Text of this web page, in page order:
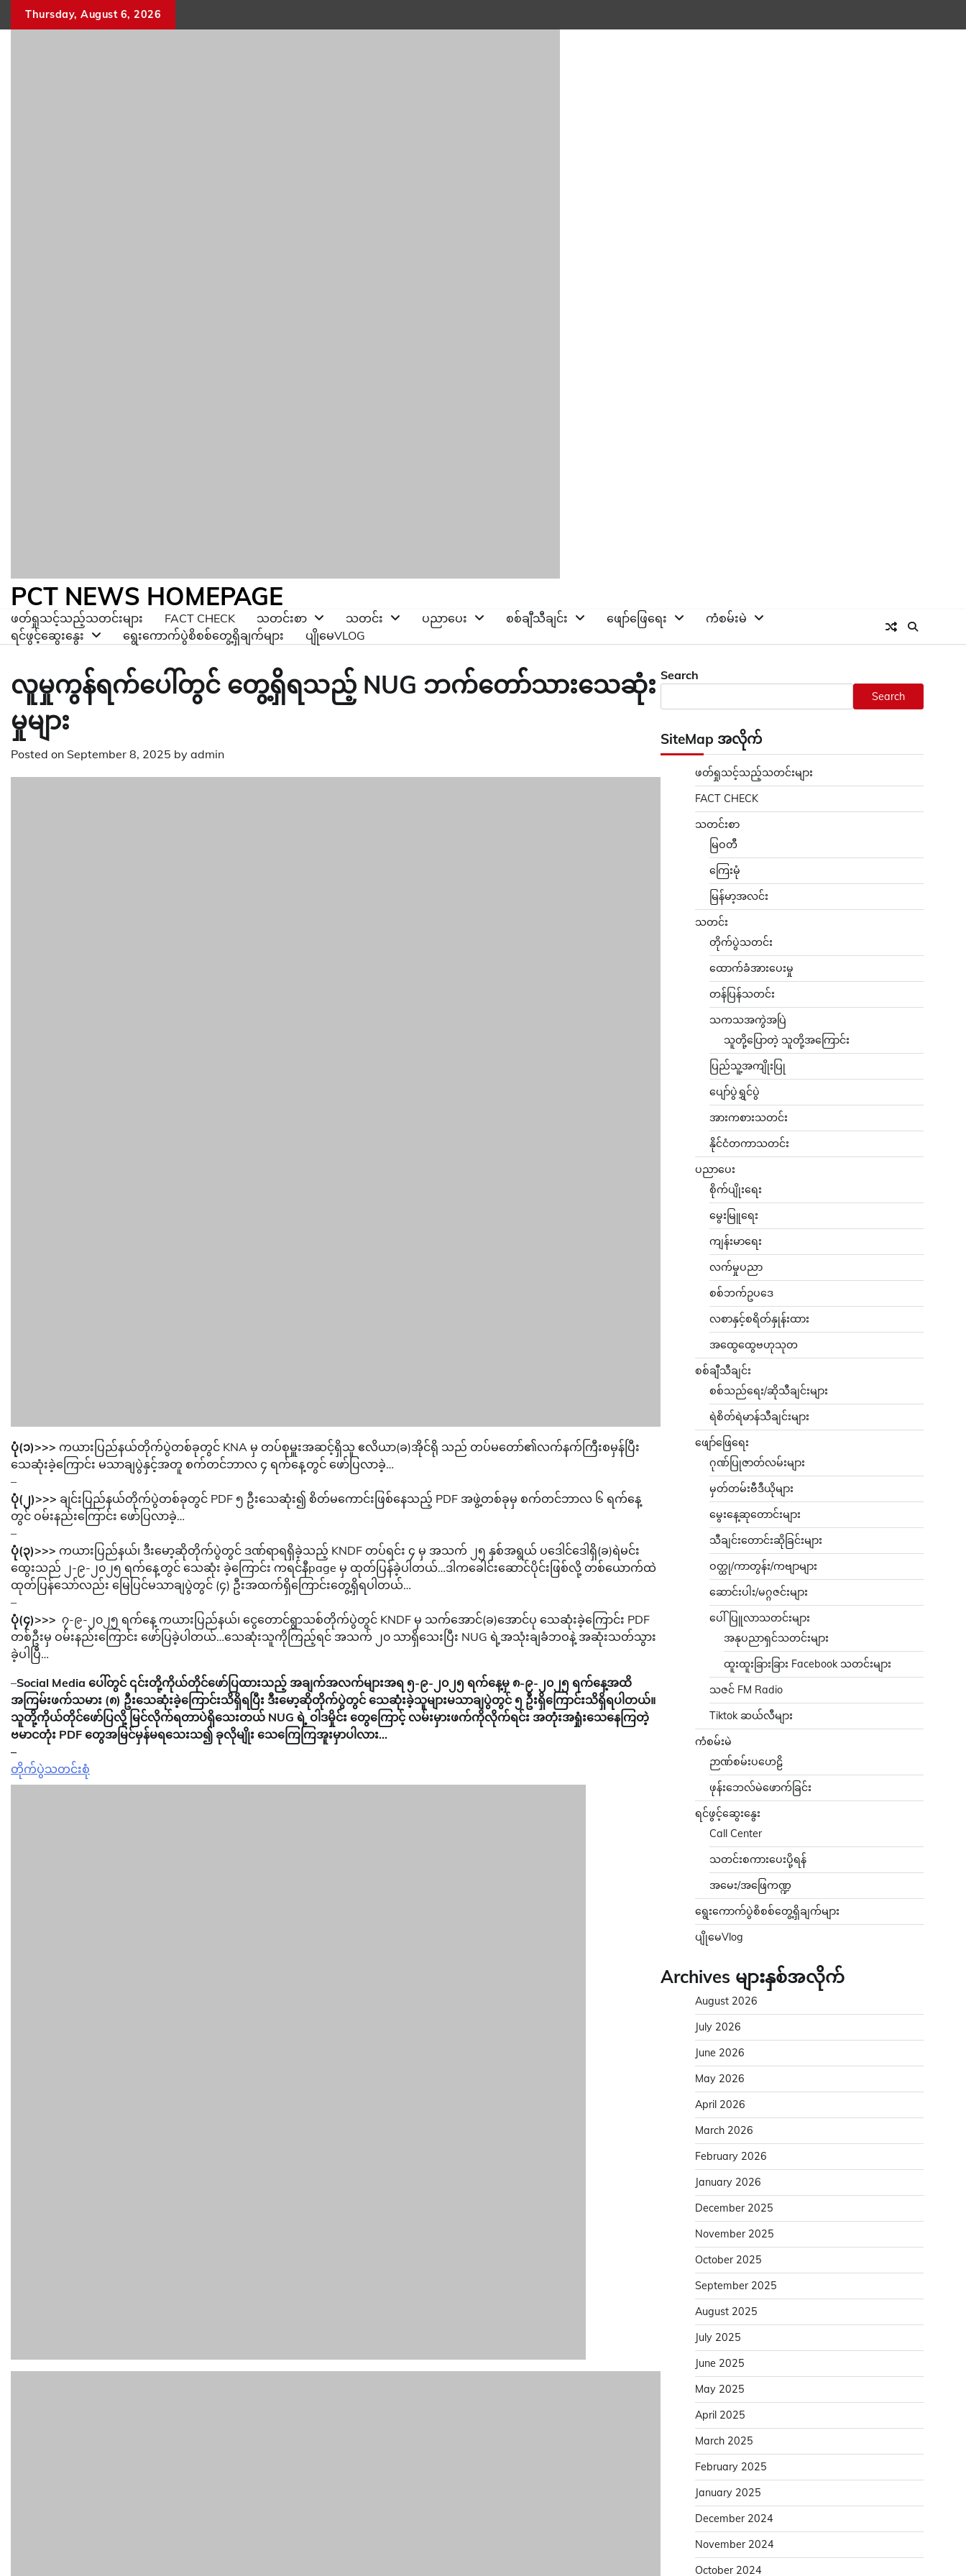
Thursday, August 6, 2026
PCT NEWS HOMEPAGE
ဖတ်ရှုသင့်သည့်သတင်းများ FACT CHECK သတင်းစာ သတင်း ပညာပေး စစ်ချီသီချင်း ဖျော်ဖြေရေး
ကံစမ်းမဲ
ရင်ဖွင့်ဆွေးနွေး
ရွေးကောက်ပွဲစိစစ်တွေ့ရှိချက်များ ပျိုမေVLOG
လူမှုကွန်ရက်ပေါ်တွင် တွေ့ရှိရသည့် NUG ဘက်တော်သားသေဆုံး
မှုများ
Posted on September 8, 2025 by admin
ပုံ(၁)>>> ကယားပြည်နယ်တိုက်ပွဲတစ်ခုတွင် KNA မှ တပ်စုမှူးအဆင့်ရှိသူ ဧလိယာ(ခ)အိုင်ရို သည် တပ်မတော်၏လက်နက်ကြီးစမှန်ပြီး
သေဆုံးခဲ့ကြောင်း မသာချပွဲနှင့်အတူ စက်တင်ဘာလ ၄ ရက်နေ့တွင် ဖော်ပြလာခဲ့…
–
ပုံ(၂)>>> ချင်းပြည်နယ်တိုက်ပွဲတစ်ခုတွင် PDF ၅ ဦးသေဆုံး၍ စိတ်မကောင်းဖြစ်နေသည့် PDF အဖွဲ့တစ်ခုမှ စက်တင်ဘာလ ၆ ရက်နေ့
တွင် ဝမ်းနည်းကြောင်း ဖော်ပြလာခဲ့…
–
ပုံ(၃)>>> ကယားပြည်နယ်၊ ဒီးမော့ဆိုတိုက်ပွဲတွင် ဒဏ်ရာရရှိခဲ့သည့် KNDF တပ်ရင်း ၄ မှ အသက် ၂၅ နှစ်အရွယ် ပဒေါင်ဒေါရှိ(ခ)ရဲမင်း
ထွေးသည် ၂-၉-၂၀၂၅ ရက်နေ့တွင် သေဆုံး ခဲ့ကြောင်း ကရင်နီpage မှ ထုတ်ပြန်ခဲ့ပါတယ်…ဒါကခေါင်းဆောင်ပိုင်းဖြစ်လို့ တစ်ယောက်ထဲ
ထုတ်ပြန်သော်လည်း မြေပြင်မသာချပွဲတွင် (၄) ဦးအထက်ရှိကြောင်းတွေ့ရှိရပါတယ်…
–
ပုံ(၄)>>> ၇-၉-၂၀၂၅ ရက်နေ့ ကယားပြည်နယ်၊ ငွေတောင်ရွာသစ်တိုက်ပွဲတွင် KNDF မှ သက်အောင်(ခ)အောင်ပု သေဆုံးခဲ့ကြောင်း PDF
တစ်ဦးမှ ဝမ်းနည်းကြောင်း ဖော်ပြခဲ့ပါတယ်…သေဆုံးသူကိုကြည့်ရင် အသက် ၂၀ သာရှိသေးပြီး NUG ရဲ့အသုံးချခံဘဝနဲ့ အဆုံးသတ်သွား
ခဲ့ပါပြီ…
–Social Media ပေါ်တွင် ၎င်းတို့ကိုယ်တိုင်ဖော်ပြထားသည့် အချက်အလက်များအရ ၅-၉-၂၀၂၅ ရက်နေ့မှ ၈-၉-၂၀၂၅ ရက်နေ့အထိ
အကြမ်းဖက်သမား (၈) ဦးသေဆုံးခဲ့ကြောင်းသိရှိရပြီး ဒီးမော့ဆိုတိုက်ပွဲတွင် သေဆုံးခဲ့သူများမသာချပွဲတွင် ၅ ဦးရှိကြောင်းသိရှိရပါတယ်။
သူတို့ကိုယ်တိုင်ဖော်ပြလို့ မြင်လိုက်ရတာပဲရှိသေးတယ် NUG ရဲ့ ဝါဒမှိုင်း တွေကြောင့် လမ်းမှားဖက်ကိုလိုက်ရင်း အတုံးအရှုံးသေနေကြတဲ့
ဗမာငတုံး PDF တွေအမြင်မှန်မရသေးသ၍ ခုလိုမျိုး သေကြေကြအူးမှာပါလား…
–
တိုက်ပွဲသတင်းစုံ
Search
Search
SiteMap အလိုက်
ဖတ်ရှုသင့်သည့်သတင်းများ
FACT CHECK
သတင်းစာ
မြဝတီ
ကြေးမုံ
မြန်မာ့အလင်း
သတင်း
တိုက်ပွဲသတင်း
ထောက်ခံအားပေးမှု
တန်ပြန်သတင်း
သကသအကွဲအပြဲ
သူတို့ပြောတဲ့ သူတို့အကြောင်း
ပြည်သူ့အကျိုးပြု
ပျော်ပွဲရွှင်ပွဲ
အားကစားသတင်း
နိုင်ငံတကာသတင်း
ပညာပေး
စိုက်ပျိုးရေး
မွေးမြူရေး
ကျန်းမာရေး
လက်မှုပညာ
စစ်ဘက်ဥပဒေ
လစာနှင့်စရိတ်နှုန်းထား
အထွေထွေဗဟုသုတ
စစ်ချီသီချင်း
စစ်သည်ရေး/ဆိုသီချင်းများ
ရဲစိတ်ရဲမာန်သီချင်းများ
ဖျော်ဖြေရေး
ဂုဏ်ပြုဇာတ်လမ်းများ
မှတ်တမ်းဗီဒီယိုများ
မွေးနေ့ဆုတောင်းများ
သီချင်းတောင်းဆိုခြင်းများ
ဝတ္ထု/ကာတွန်း/ကဗျာများ
ဆောင်းပါး/မဂ္ဂဇင်းများ
ပေါ်ပြူလာသတင်းများ
အနုပညာရှင်သတင်းများ
ထူးထူးခြားခြား Facebook သတင်းများ
သဇင် FM Radio
Tiktok ဆယ်လီများ
ကံစမ်းမဲ
ဉာဏ်စမ်းပဟေဠိ
ဖုန်းဘေလ်မဲဖောက်ခြင်း
ရင်ဖွင့်ဆွေးနွေး
Call Center
သတင်းစကားပေးပို့ရန်
အမေး/အဖြေကဏ္ဍ
ရွေးကောက်ပွဲစိစစ်တွေ့ရှိချက်များ
ပျိုမေVlog
Archives များနှစ်အလိုက်
August 2026
July 2026
June 2026
May 2026
April 2026
March 2026
February 2026
January 2026
December 2025
November 2025
October 2025
September 2025
August 2025
July 2025
June 2025
May 2025
April 2025
March 2025
February 2025
January 2025
December 2024
November 2024
October 2024